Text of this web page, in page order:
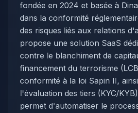
fondée en 2024 et basée à
dans la conformité
des risques liés aux relations
propose une solution SaaS
contre le blanchiment de
financement du terrorisme
conformité à la loi Sapin II,
l'évaluation des tiers (KYC/
permet d'automatiser le